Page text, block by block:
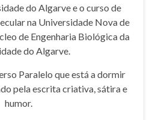
do Algarve e o curso de
na Universidade Nova de
de Engenharia Biológica da
do Algarve.
Paralelo que está a dormir
pela escrita criativa, sátira e
humor.